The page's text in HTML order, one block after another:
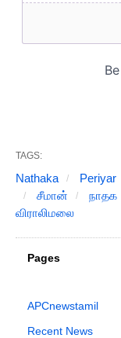
TAGS:
Nathaka Periyar
சீமான்
நாதக
விராலிமலை
Pages
APCnewstamil
Recent News